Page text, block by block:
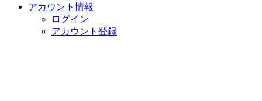
アカウント情報
ログイン
アカウント登録